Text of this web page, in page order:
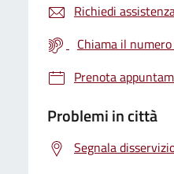
Richiedi
Chiama il
Prenota
Problemi in città
Segnala